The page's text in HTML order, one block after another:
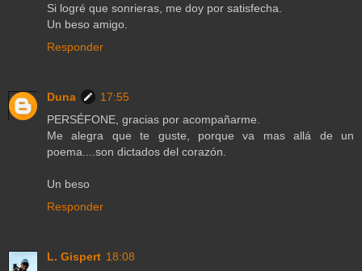
Si logré que sonrieras, me doy por satisfecha.
Un beso amigo.
Responder
Duna
17:55
PERSÉFONE, gracias por acompañarme.
Me alegra que te guste, porque va mas allá de un
poema....son dictados del corazón.
Un beso
Responder
L. Gispert 18:08